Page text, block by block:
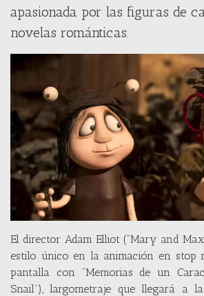
apasionada por las figuras de
novelas románticas.
El director Adam Elliot (“Mary and
estilo único en la animación en stop
pantalla con “Memorias de un
Snail”), largometraje que llegará a